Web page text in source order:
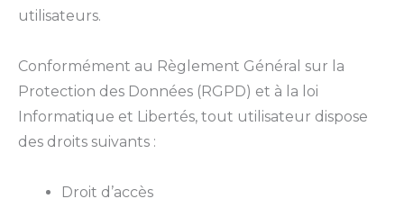
utilisateurs.
Conformément au Règlement Général sur la
Protection des Données (RGPD) et à la loi
Informatique et Libertés, tout utilisateur dispose
des droits suivants :
Droit d’accès